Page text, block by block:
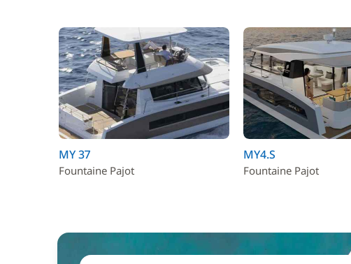
MY 37
Fountaine Pajot
MY4.S
Fountaine Pajot